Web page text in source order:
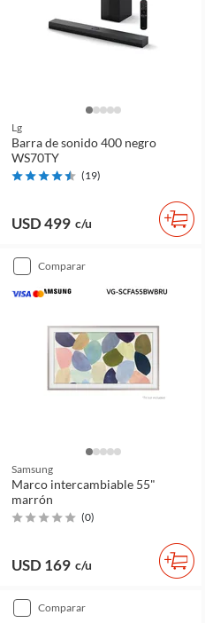
Lg
Barra de sonido 400 negro
WS70TY
(19)
USD 499 c/u
comparar
Samsung
Marco intercambiable 55"
marrón
(0)
USD 169 c/u
comparar